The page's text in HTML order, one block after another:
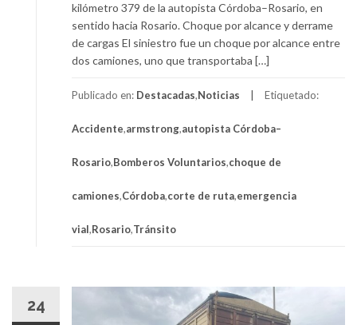
kilómetro 379 de la autopista Córdoba–Rosario, en
sentido hacia Rosario. Choque por alcance y derrame
de cargas El siniestro fue un choque por alcance entre
dos camiones, uno que transportaba […]
Publicado en: Destacadas,Noticias Etiquetado:
Accidente,armstrong,autopista Córdoba–
Rosario,Bomberos Voluntarios,choque de
camiones,Córdoba,corte de ruta,emergencia
vial,Rosario,Tránsito
24